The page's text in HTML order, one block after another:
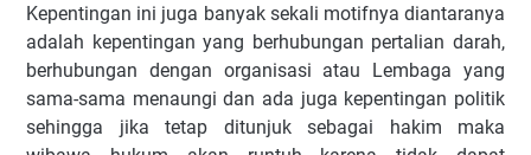
Kepentingan ini juga banyak sekali motifnya diantaranya
adalah kepentingan yang berhubungan pertalian darah,
berhubungan dengan organisasi atau Lembaga yang
sama-sama menaungi dan ada juga kepentingan politik
sehingga jika tetap ditunjuk sebagai hakim maka